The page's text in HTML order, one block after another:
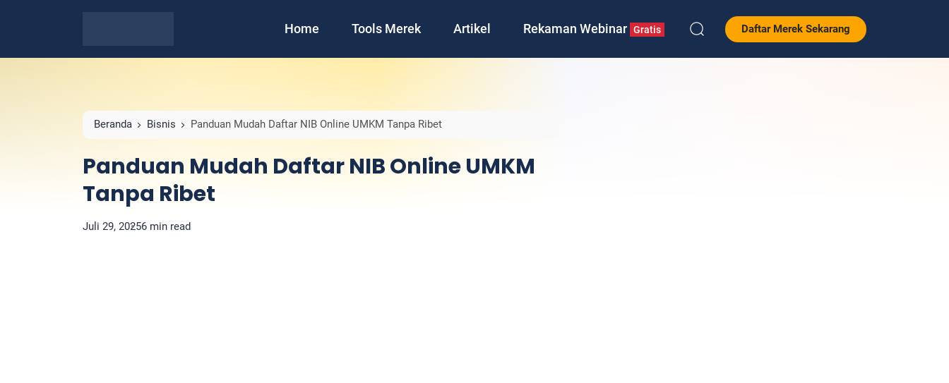
Home Tools Merek Artikel Rekaman Webinar Gratis Daftar Merek Sekarang
Beranda Bisnis Panduan Mudah Daftar NIB Online UMKM Tanpa Ribet
Panduan Mudah Daftar NIB Online UMKM
Tanpa Ribet
Juli 29, 20256 min read